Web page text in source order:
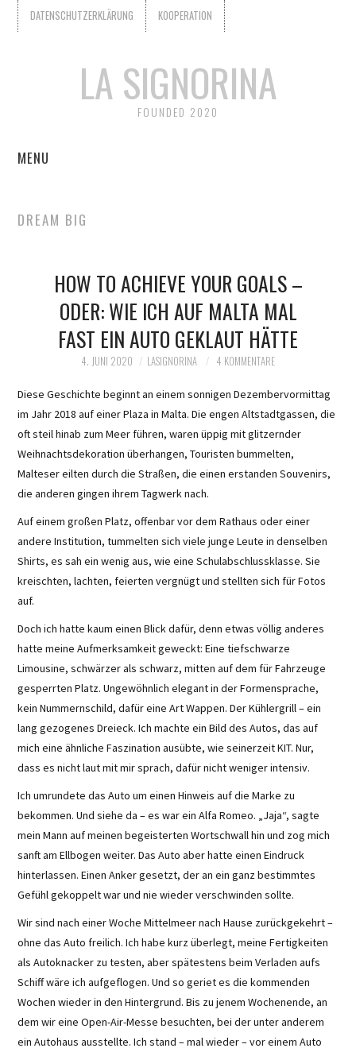
DATENSCHUTZERKLÄRUNG KOOPERATION
LA SIGNORINA
FOUNDED 2020
MENU
WER IST LA SIGNORINA?
DATENSCHUTZERKLÄRUNG
DREAM BIG
HOW TO ACHIEVE YOUR GOALS –
ODER: WIE ICH AUF MALTA MAL
FAST EIN AUTO GEKLAUT HÄTTE
4. JUNI 2020 LASIGNORINA 4 KOMMENTARE
Diese Geschichte beginnt an einem sonnigen Dezembervormittag
im Jahr 2018 auf einer Plaza in Malta. Die engen Altstadtgassen, die
oft steil hinab zum Meer führen, waren üppig mit glitzernder
Weihnachtsdekoration überhangen, Touristen bummelten,
Malteser eilten durch die Straßen, die einen erstanden Souvenirs,
die anderen gingen ihrem Tagwerk nach.
Auf einem großen Platz, offenbar vor dem Rathaus oder einer
andere Institution, tummelten sich viele junge Leute in denselben
Shirts, es sah ein wenig aus, wie eine Schulabschlussklasse. Sie
kreischten, lachten, feierten vergnügt und stellten sich für Fotos
auf.
Doch ich hatte kaum einen Blick dafür, denn etwas völlig anderes
hatte meine Aufmerksamkeit geweckt: Eine tiefschwarze
Limousine, schwärzer als schwarz, mitten auf dem für Fahrzeuge
gesperrten Platz. Ungewöhnlich elegant in der Formensprache,
kein Nummernschild, dafür eine Art Wappen. Der Kühlergrill – ein
lang gezogenes Dreieck. Ich machte ein Bild des Autos, das auf
mich eine ähnliche Faszination ausübte, wie seinerzeit KIT. Nur,
dass es nicht laut mit mir sprach, dafür nicht weniger intensiv.
Ich umrundete das Auto um einen Hinweis auf die Marke zu
bekommen. Und siehe da – es war ein Alfa Romeo. „Jaja“, sagte
mein Mann auf meinen begeisterten Wortschwall hin und zog mich
sanft am Ellbogen weiter. Das Auto aber hatte einen Eindruck
hinterlassen. Einen Anker gesetzt, der an ein ganz bestimmtes
Gefühl gekoppelt war und nie wieder verschwinden sollte.
Wir sind nach einer Woche Mittelmeer nach Hause zurückgekehrt –
ohne das Auto freilich. Ich habe kurz überlegt, meine Fertigkeiten
als Autoknacker zu testen, aber spätestens beim Verladen aufs
Schiff wäre ich aufgeflogen. Und so geriet es die kommenden
Wochen wieder in den Hintergrund. Bis zu jenem Wochenende, an
dem wir eine Open-Air-Messe besuchten, bei der unter anderem
ein Autohaus ausstellte. Ich stand – mal wieder – vor einem Auto